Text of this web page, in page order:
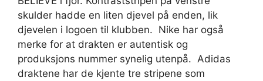
skulder hadde en liten djevel på enden, lik
djevelen i logoen til klubben. Nike har også
merke for at drakten er autentisk og
produksjons nummer synelig utenpå. Adidas
draktene har de kjente tre stripene som